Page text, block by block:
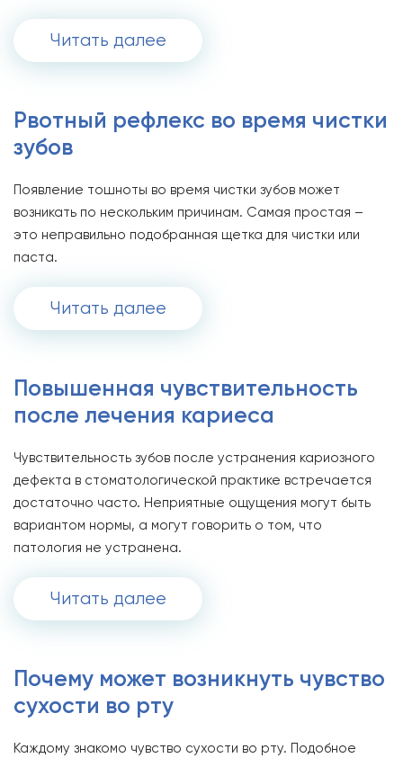
Читать далее
Рвотный рефлекс во время чистки
зубов
Появление тошноты во время чистки зубов может
возникать по нескольким причинам. Самая простая –
это неправильно подобранная щетка для чистки или
паста.
Читать далее
Повышенная чувствительность
после лечения кариеса
Чувствительность зубов после устранения кариозного
дефекта в стоматологической практике встречается
достаточно часто. Неприятные ощущения могут быть
вариантом нормы, а могут говорить о том, что
патология не устранена.
Читать далее
Почему может возникнуть чувство
сухости во рту
Каждому знакомо чувство сухости во рту. Подобное